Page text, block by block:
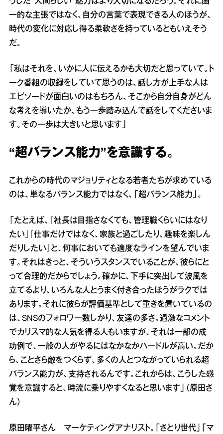
うした“人間らしい”魅力はより大切になるだろう。それに画
一的な主張ではなく、自分の言葉で表現できる人のほうが、
時代の変化に対応し得る柔軟さを持っているともいえそう
だ。
「私はそれを、いかに人に伝えるかも大切だと思っていて。ト
ーク番組の収録をしていて思うのは、話し方が上手な人は
エピソードが面白いのはもちろん、そこから自分自身がどん
な考えを導いたか、もう一歩踏み込んで話をしてくださいま
す。その一歩は大きいと思います」
“超バランス能力”を意識する。
これからの時代のマジョリティとなる若者たちが求めている
のは、単なるバランス能力ではなく、「超バランス能力」。
「たとえば、『社長は目指さなくても、管理職くらいにはなり
たい』『仕事だけではなく、家族と過ごしたり、趣味を楽しん
だりしたい』と、何事においても適度なラインを望んでいま
す。それはきっと、そういうスタンスでいることが、彼らにと
って合理的だからでしょう。確かに、下手に突出して波風を
立てるより、いろんな人とうまく付き合ったほうがラクでは
あります。それに彼らが評価基準として重きを置いているの
は、SNSのフォロワー数しかり、友達の多さ。過激なコメント
でカリスマ的な人気を得る人もいますが、それは一部の成
功例で、一般の人がやるにはなかなかハードルが高い。だか
ら、ことさら敵をつくらず、多くの人とつながっていられる超
バランス能力が、支持されるんです。これからは、こうした感
覚を意識すると、時流に乗りやすくなると思います」（原田さ
ん）
原田曜平さん マーケティングアナリスト。「さとり世代」「マ